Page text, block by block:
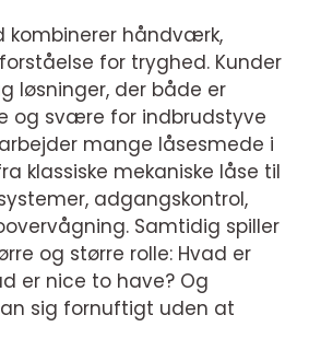
kombinerer håndværk,
for tryghed. Kunder
løsninger, der både er
og svære for indbrudstyve
mange låsesmede i
klassiske mekaniske låse til
adgangskontrol,
Samtidig spiller
og større rolle: Hvad er
er nice to have? Og
sig fornuftigt uden at